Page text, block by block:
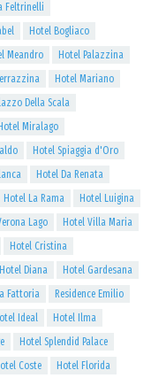
Feltrinelli
Hotel Bogliaco
Meandro
Hotel Palazzina
Hotel Mariano
Della Scala
Hotel Miralago
Hotel Spiaggia d'Oro
Hotel Da Renata
Hotel La Rama
Hotel Luigina
Lago
Hotel Villa Maria
Hotel Cristina
Hotel Diana
Hotel Gardesana
Fattoria
Residence Emilio
Ideal
Hotel Ilma
Hotel Splendid Palace
Coste
Hotel Florida